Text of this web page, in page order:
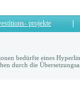
projekte
bedürfte eines
durch die